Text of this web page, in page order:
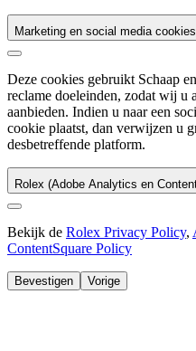
Marketing en social media cookies
Deze cookies gebruikt Schaap
reclame doeleinden, zodat wij u
aanbieden. Indien u naar een
cookie plaatst, dan verwijzen u
desbetreffende platform.
Rolex (Adobe Analytics en
Bekijk de Rolex Privacy Policy,
ContentSquare Policy
Bevestigen Vorige